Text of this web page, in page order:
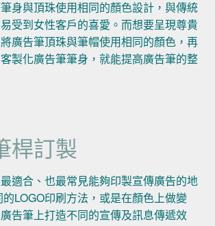
身與頂珠使用相同的顏色設計，與傳統
受到女性客戶的喜愛。而想要呈現尊貴
廣告筆頂珠與筆帽使用相同的顏色，再
製化廣告筆筆身，就能提高廣告筆的整
桿訂製
適合、也最常見能夠印製宣傳廣告的地
LOGO印刷方法，或是在顏色上做變
告筆上打造不同的宣傳及訊息傳遞效